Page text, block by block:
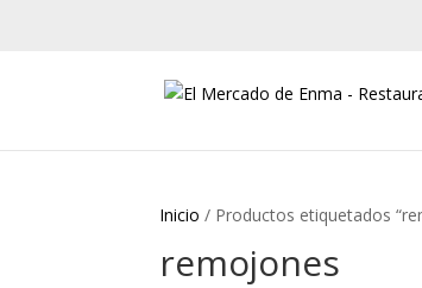
Inicio / Productos etiquetados
remojones